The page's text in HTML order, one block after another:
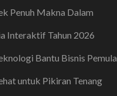
Penuh Makna Dalam
Interaktif Tahun 2026
Bantu Bisnis Pemula
untuk Pikiran Tenang